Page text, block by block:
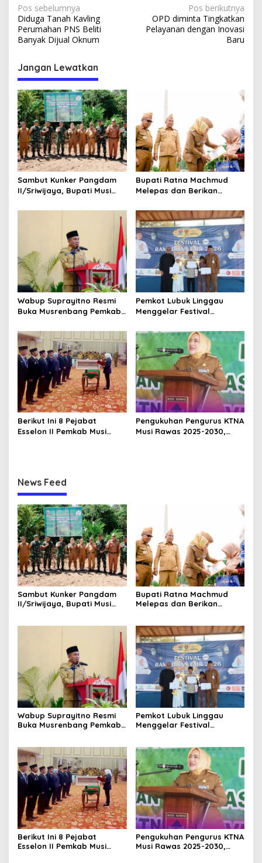
N
a
v
i
g
a
s
i
p
o
s
Pos sebelumnya
Diduga Tanah Kavling
Perumahan PNS Beliti
Banyak Dijual Oknum
Pos berikutnya
OPD diminta Tingkatkan
Pelayanan dengan Inovasi
Baru
Jangan Lewatkan
Sambut Kunker Pangdam
II/Sriwijaya, Bupati Musi
Pembangunan Yonif
Bupati Ratna Machmud
Melepas dan Berikan
ASN Purna Tugas Pemkab
Musi Rawas
Wabup Suprayitno Resmi
Buka Musrenbang Pemkab
Pembangunan Daerah
Terencana
Pemkot Lubuk Linggau
Menggelar Festival
Hadirkan Event Bernuansa
Religius
Berikut Ini 8 Pejabat
Esselon II Pemkab Musi
Pengukuhan Pengurus KTNA
Musi Rawas 2025-2030,
News Feed
Sambut Kunker Pangdam
II/Sriwijaya, Bupati Musi
Bupati Ratna Machmud
Melepas dan Berikan
Musi Rawas
Wabup Suprayitno Resmi
Buka Musrenbang Pemkab
Terencana
Pemkot Lubuk Linggau
Menggelar Festival
Religius
Berikut Ini 8 Pejabat
Esselon II Pemkab Musi
Pengukuhan Pengurus KTNA
Musi Rawas 2025-2030,